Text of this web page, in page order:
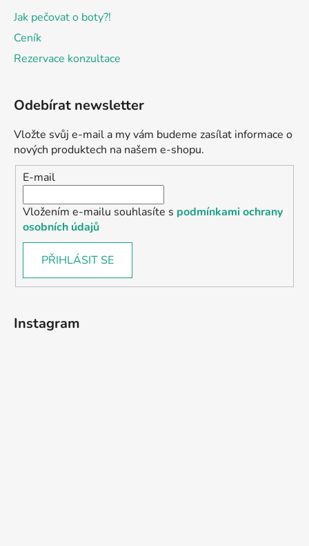
Jak pečovat o boty?!
Ceník
Rezervace konzultace
Odebírat newsletter
Vložte svůj e-mail a my vám budeme zasílat informace o
nových produktech na našem e-shopu.
E-mail
Vložením e-mailu souhlasíte s podmínkami ochrany
osobních údajů
PŘIHLÁSIT SE
Instagram